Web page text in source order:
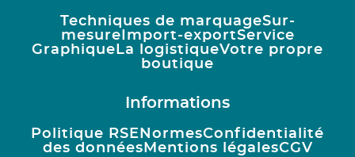
Techniques de marquageSur-
mesure Import-exportService
Graphique La logistiqueVotre propre
boutique
Informations
Politique RSE NormesConfidentialité
des données Mentions légalesCGV